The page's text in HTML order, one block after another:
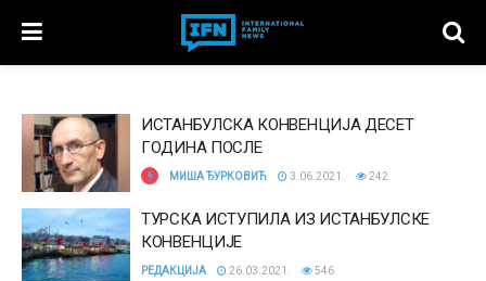
ИСТАНБУЛСКА КОНВЕНЦИЈА ДЕСЕТ
ГОДИНА ПОСЛЕ
МИША ЂУРКОВИЋ 3.06.2021. 242
ТУРСКА ИСТУПИЛА ИЗ ИСТАНБУЛСКЕ
КОНВЕНЦИЈЕ
РЕДАКЦИЈА 26.03.2021. 546